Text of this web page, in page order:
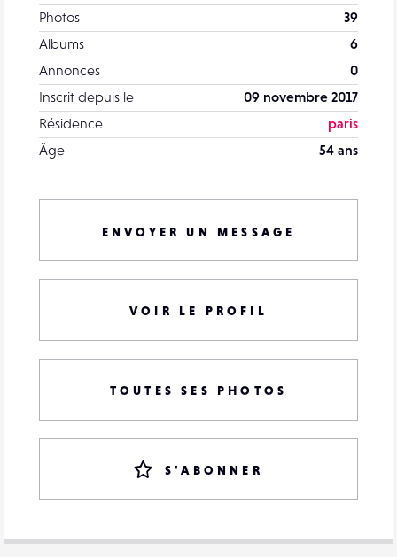
Photos
39
Albums
6
Annonces
0
Inscrit depuis le
09 novembre 2017
Résidence
paris
Âge
54 ans
ENVOYER UN MESSAGE
VOIR LE PROFIL
TOUTES SES PHOTOS
S'ABONNER